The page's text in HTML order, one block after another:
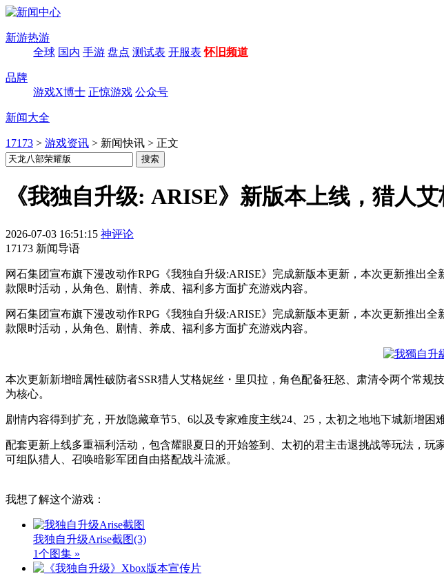
新游热游
全球 国内 手游 盘点 测试表 开服表 怀旧频道
品牌
游戏X博士 正惊游戏 公众号
新闻大全
17173 > 游戏资讯 > 新闻快讯 > 正文
《我独自升级: ARISE》新版本上线，猎人
2026-07-03 16:51:15 神评论
17173 新闻导语
网石集团宣布旗下漫改动作RPG《我独自升级:ARISE》完成新版本更新，本次更新推出
款限时活动，从角色、剧情、养成、福利多方面扩充游戏内容。
网石集团宣布旗下漫改动作RPG《我独自升级:ARISE》完成新版本更新，本次更新推出
款限时活动，从角色、剧情、养成、福利多方面扩充游戏内容。
本次更新新增暗属性破防者SSR猎人艾格妮丝・里贝拉，角色配备狂怒、肃清令两个常
为核心。
剧情内容得到扩充，开放隐藏章节5、6以及专家难度主线24、25，太初之地地下城新增
配套更新上线多重福利活动，包含耀眼夏日的开始签到、太初的君主击退挑战等玩法，
可组队猎人、召唤暗影军团自由搭配战斗流派。
我想了解这个游戏：
我独自升级Arise截图(3)
1个图集 »